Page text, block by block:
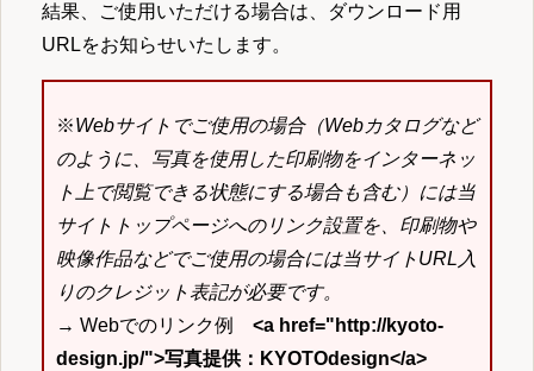
結果、ご使用いただける場合は、ダウンロード用
URLをお知らせいたします。
※Webサイトでご使用の場合（Webカタログなど
のように、写真を使用した印刷物をインターネッ
ト上で閲覧できる状態にする場合も含む）には当
サイトトップページへのリンク設置を、印刷物や
映像作品などでご使用の場合には当サイトURL入
りのクレジット表記が必要です。
→ Webでのリンク例 <a href="http://kyoto-
design.jp/">写真提供：KYOTOdesign</a>